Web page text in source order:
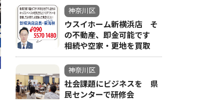
神奈川区
ウスイホーム新横浜店 そ
の不動産、即金可能です
相続や空家・更地を買取
神奈川区
社会課題にビジネスを 県
民センターで研修会